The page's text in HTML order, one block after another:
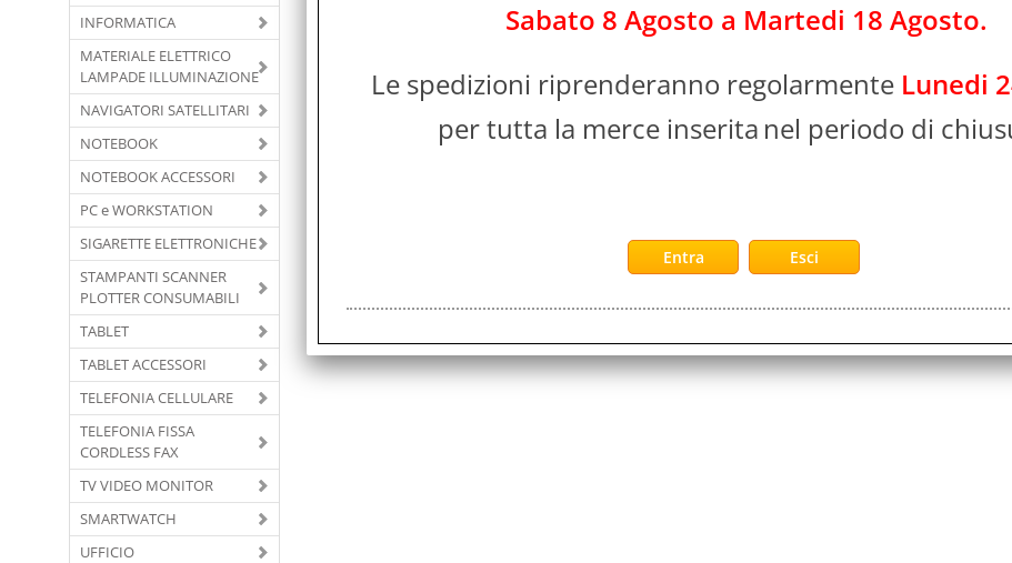
INFORMATICA
MATERIALE ELETTRICO
LAMPADE ILLUMINAZIONE
NAVIGATORI SATELLITARI
NOTEBOOK
NOTEBOOK ACCESSORI
PC e WORKSTATION
SIGARETTE ELETTRONICHE
STAMPANTI SCANNER
PLOTTER CONSUMABILI
TABLET
TABLET ACCESSORI
TELEFONIA CELLULARE
TELEFONIA FISSA
CORDLESS FAX
TV VIDEO MONITOR
SMARTWATCH
UFFICIO
Sabato 8 Agosto a Martedi 18 Agosto.
Le spedizioni riprenderanno regolarmente Lunedi
per tutta la merce inserita nel periodo di